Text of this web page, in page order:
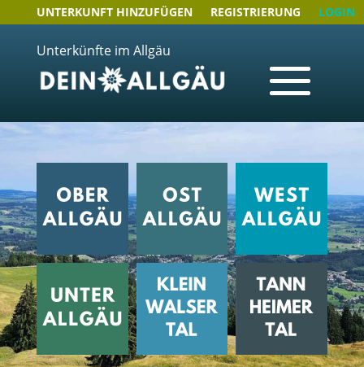
UNTERKUNFT HINZUFÜGEN REGISTRIERUNG LOGIN
Unterkünfte im Allgäu